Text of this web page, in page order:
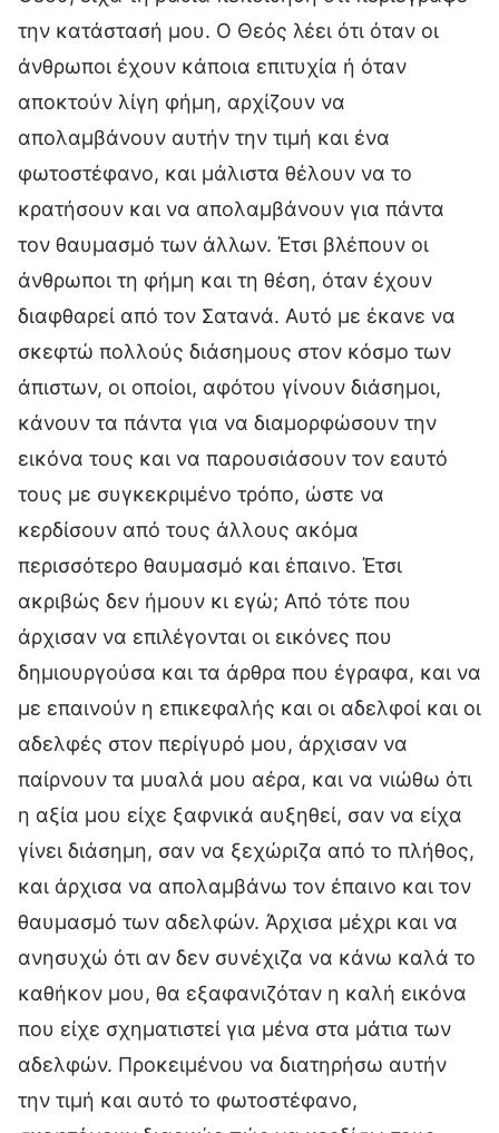
την κατάστασή μου. Ο Θεός λέει ότι όταν οι
άνθρωποι έχουν κάποια επιτυχία ή όταν
αποκτούν λίγη φήμη, αρχίζουν να
απολαμβάνουν αυτήν την τιμή και ένα
φωτοστέφανο, και μάλιστα θέλουν να το
κρατήσουν και να απολαμβάνουν για πάντα
τον θαυμασμό των άλλων. Έτσι βλέπουν οι
άνθρωποι τη φήμη και τη θέση, όταν έχουν
διαφθαρεί από τον Σατανά. Αυτό με έκανε να
σκεφτώ πολλούς διάσημους στον κόσμο των
άπιστων, οι οποίοι, αφότου γίνουν διάσημοι,
κάνουν τα πάντα για να διαμορφώσουν την
εικόνα τους και να παρουσιάσουν τον εαυτό
τους με συγκεκριμένο τρόπο, ώστε να
κερδίσουν από τους άλλους ακόμα
περισσότερο θαυμασμό και έπαινο. Έτσι
ακριβώς δεν ήμουν κι εγώ; Από τότε που
άρχισαν να επιλέγονται οι εικόνες που
δημιουργούσα και τα άρθρα που έγραφα, και να
με επαινούν η επικεφαλής και οι αδελφοί και οι
αδελφές στον περίγυρό μου, άρχισαν να
παίρνουν τα μυαλά μου αέρα, και να νιώθω ότι
η αξία μου είχε ξαφνικά αυξηθεί, σαν να είχα
γίνει διάσημη, σαν να ξεχώριζα από το πλήθος,
και άρχισα να απολαμβάνω τον έπαινο και τον
θαυμασμό των αδελφών. Άρχισα μέχρι και να
ανησυχώ ότι αν δεν συνέχιζα να κάνω καλά το
καθήκον μου, θα εξαφανιζόταν η καλή εικόνα
που είχε σχηματιστεί για μένα στα μάτια των
αδελφών. Προκειμένου να διατηρήσω αυτήν
την τιμή και αυτό το φωτοστέφανο,